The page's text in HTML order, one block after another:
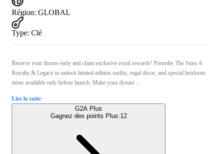
Région: GLOBAL
Type: Clé
Reserve your throne early and claim exclusive royal rewards! Preorder The Sims 4:
Royalty & Legacy to unlock limited‑edition outfits, regal décor, and special heirloom
items available only before launch. Make your dynast ...
Lire la suite
G2A Plus
Gagnez des points Plus:12